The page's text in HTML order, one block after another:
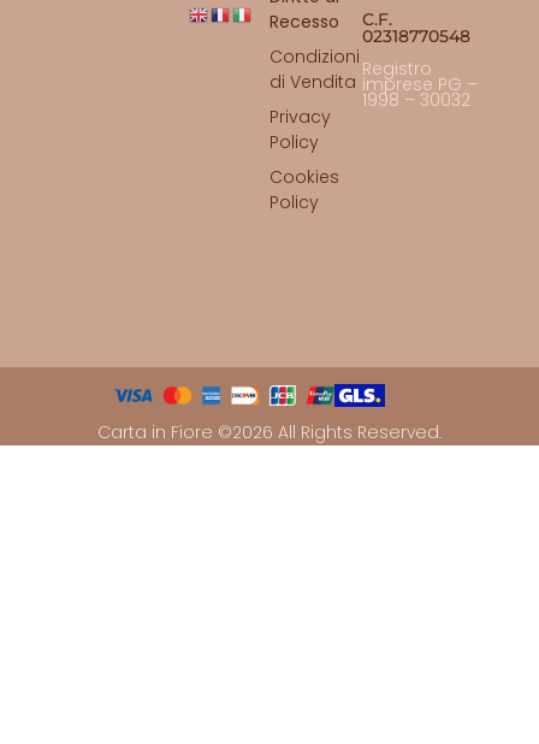
C.F.
02318770548
Registro
imprese PG –
1998 – 30032
Recesso
Condizioni
di Vendita
Privacy
Policy
Cookies
Policy
Carta in Fiore ©2026 All Rights Reserved.